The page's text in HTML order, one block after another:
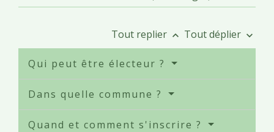
Tout replier keyboard_arrow_up Tout déplier keyboard_arrow_down
Qui peut être électeur ?
Dans quelle commune ?
Quand et comment s'inscrire ?